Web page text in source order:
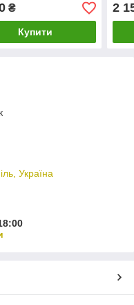
₴
Купити
2
Україна